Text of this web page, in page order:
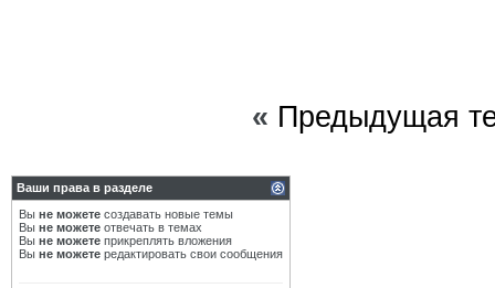
« Предыдущая
Ваши права в разделе
Вы не можете создавать новые темы
Вы не можете отвечать в темах
Вы не можете прикреплять вложения
Вы не можете редактировать свои сообщения